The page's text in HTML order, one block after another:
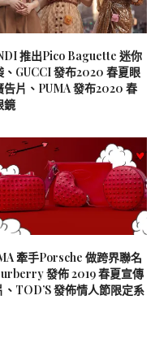
推出Pico Baguette 迷你
、GUCCI 發布2020 春夏眼
告片、PUMA 發布2020 春
鏡
牽手Porsche 做跨界聯名
發佈 2019 春夏宣傳
、TOD’S 發佈情人節限定系